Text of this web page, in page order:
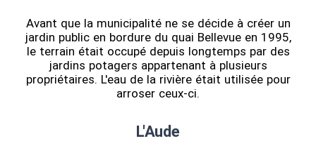
Avant que la municipalité ne se décide à créer un
jardin public en bordure du quai Bellevue en 1995,
le terrain était occupé depuis longtemps par des
jardins potagers appartenant à plusieurs
propriétaires. L'eau de la rivière était utilisée pour
arroser ceux-ci.
L'Aude